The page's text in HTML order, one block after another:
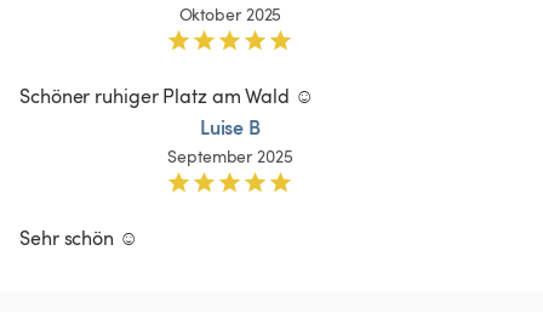
Oktober 2025
Schöner ruhiger Platz am Wald ☺️
Luise B
September 2025
Sehr schön ☺️